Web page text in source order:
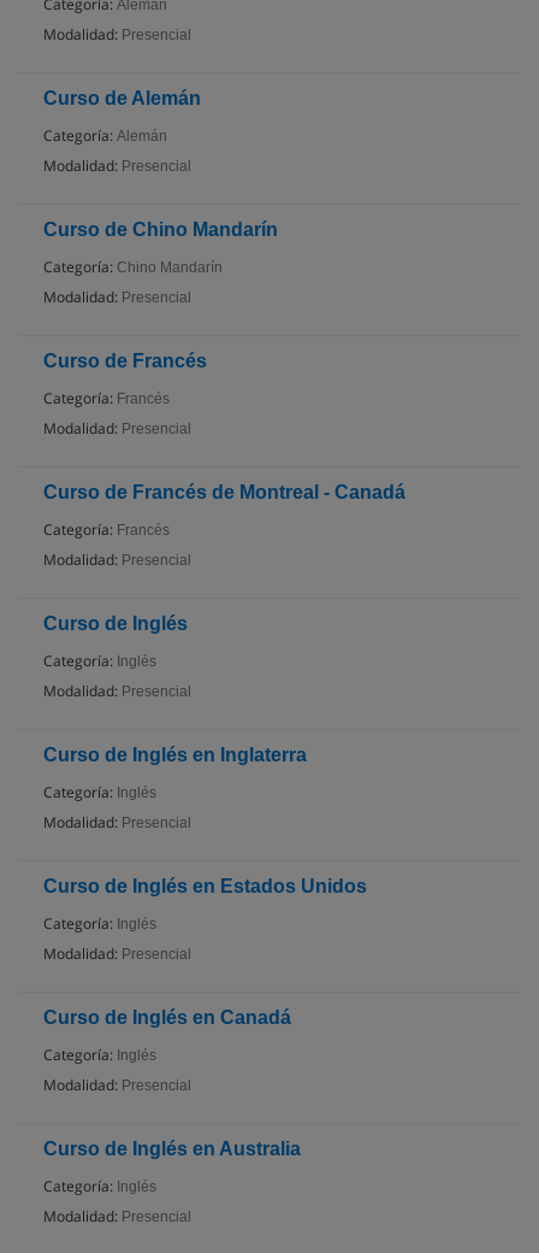
Categoría: Alemán
Modalidad: Presencial
Curso de Alemán
Categoría: Alemán
Modalidad: Presencial
Curso de Chino Mandarín
Categoría: Chino Mandarín
Modalidad: Presencial
Curso de Francés
Categoría: Francés
Modalidad: Presencial
Curso de Francés de Montreal - Canadá
Categoría: Francés
Modalidad: Presencial
Curso de Inglés
Categoría: Inglés
Modalidad: Presencial
Curso de Inglés en Inglaterra
Categoría: Inglés
Modalidad: Presencial
Curso de Inglés en Estados Unidos
Categoría: Inglés
Modalidad: Presencial
Curso de Inglés en Canadá
Categoría: Inglés
Modalidad: Presencial
Curso de Inglés en Australia
Categoría: Inglés
Modalidad: Presencial